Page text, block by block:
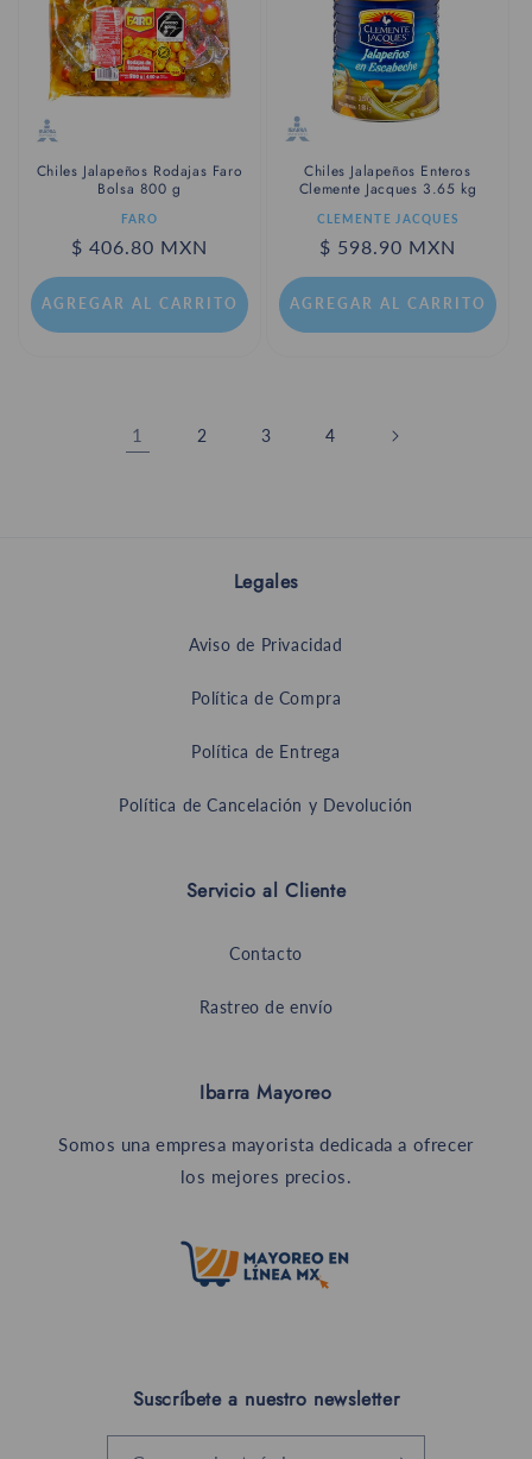
Chiles Jalapeños Rodajas Faro
Bolsa 800 g
Proveedor:FARO
Precio
habitual
$ 406.80 MXN
AGREGAR AL CARRITO
Chiles Jalapeños Enteros
Clemente Jacques 3.65 kg
Proveedor:
CLEMENTE JACQUES
Precio
habitual
$ 598.90 MXN
AGREGAR AL CARRITO
1 2 3 4
Legales
Aviso de Privacidad
Política de Compra
Política de Entrega
Política de Cancelación y Devolución
Servicio al Cliente
Contacto
Rastreo de envío
Ibarra Mayoreo
Somos una empresa mayorista dedicada a ofrecer
los mejores precios.
Suscríbete a nuestro newsletter